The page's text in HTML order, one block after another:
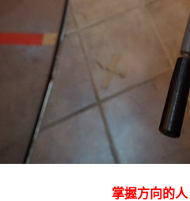
掌握方向的人